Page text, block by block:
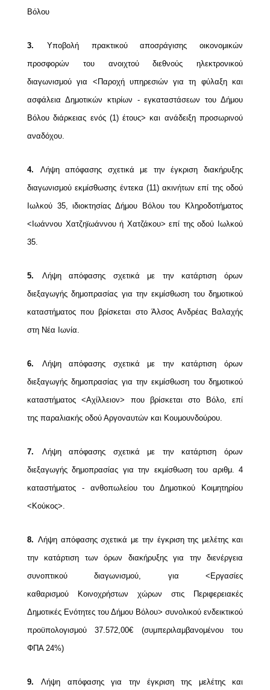
Βόλου
3.
Υποβολή πρακτικού αποσράγισης οικονομικών
προσφορών του ανοιχτού διεθνούς ηλεκτρονικού
διαγωνισμού για <Παροχή υπηρεσιών για τη φύλαξη και
ασφάλεια Δημοτικών κτιρίων - εγκαταστάσεων του Δήμου
Βόλου διάρκειας ενός (1) έτους> και ανάδειξη προσωρινού
αναδόχου.
4.
Λήψη απόφασης σχετικά με την έγκριση διακήρυξης
διαγωνισμού εκμίσθωσης έντεκα (11)ακινήτων επί της οδού
Ιωλκού 35, ιδιοκτησίας Δήμου Βόλου του Κληροδοτήματος
<Ιωάννου Χατζηϊωάννου ή Χατζάκου> επί της οδού Ιωλκού
35.
5.
Λήψη απόφασης σχετικά με την κατάρτιση όρων
διεξαγωγής δημοπρασίας για τηνεκμίσθωση του δημοτικού
καταστήματος που βρίσκεται στο Άλσος Ανδρέας Βαλαχής
στη Νέα Ιωνία.
6.
Λήψη απόφασης σχετικά με την κατάρτιση όρων
διεξαγωγής δημοπρασίας για τηνεκμίσθωση του δημοτικού
καταστήματος <Αχίλλειον> που βρίσκεται στο Βόλο, επί
της παραλιακής οδού Αργοναυτών και Κουμουνδούρου.
7.
Λήψη απόφασης σχετικά με την κατάρτιση όρων
διεξαγωγής δημοπρασίας για την εκμίσθωση του αριθμ. 4
καταστήματος - ανθοπωλείου του Δημοτικού Κοιμητηρίου
<Κούκος>.
8. Λήψη απόφασης σχετικά με την έγκριση της μελέτης και
την κατάρτιση των όρων διακήρυξης για την διενέργεια
συνοπτικού διαγωνισμού, για <Εργασίες
καθαρισμού
Κοινοχρήστων χώρων στις Περιφερειακές
Δημοτικές Ενότητες του Δήμου Βόλου> συνολικού ενδεικτικού
προϋπολογισμού 37.572,00€ (συμπεριλαμβανομένου του
ΦΠΑ 24%)
9. Λήψη απόφασης για την έγκριση της μελέτης και